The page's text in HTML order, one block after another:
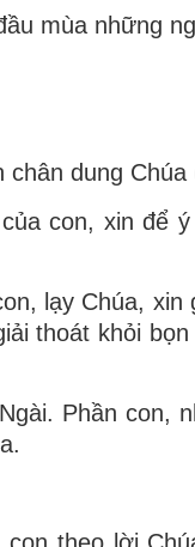
mùa những
dung Chúa
con, xin để
lạy Chúa,
thoát khỏi
Phần con,